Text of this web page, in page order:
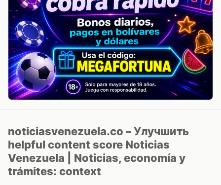
noticiasvenezuela.co – Улучшить
helpful content score Noticias
Venezuela | Noticias, economía y
trámites: context